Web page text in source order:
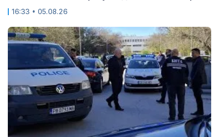
16:33 • 05.08.26